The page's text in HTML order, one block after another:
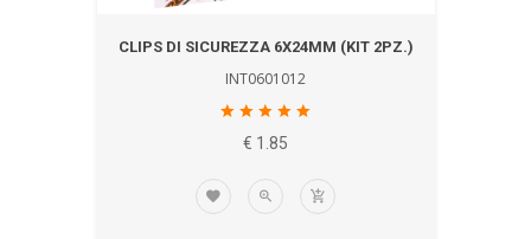
CLIPS DI SICUREZZA 6X24MM (KIT 2PZ.)
INT0601012
€ 1.85